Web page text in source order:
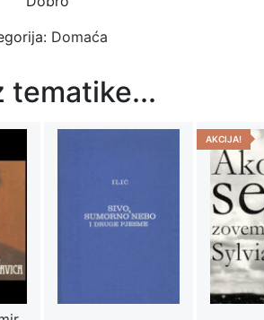
Domaća
tematike...
AKCIJA!